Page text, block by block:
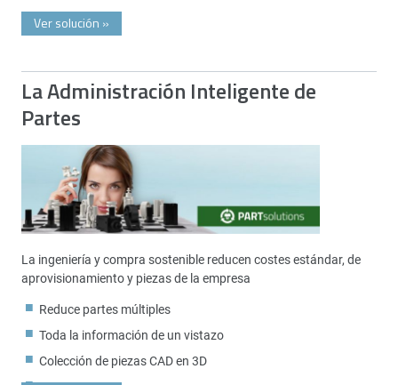
Ver solución »
La Administración Inteligente de
Partes
La ingeniería y compra sostenible reducen costes estándar, de
aprovisionamiento y piezas de la empresa
Reduce partes múltiples
Toda la información de un vistazo
Colección de piezas CAD en 3D